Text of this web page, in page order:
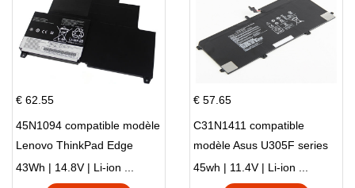
€ 62.55
45N1094 compatible modèle
Lenovo ThinkPad Edge
S230u Twist
43Wh | 14.8V | Li-ion ...
€ 57.65
C31N1411 compatible
modèle Asus U305F series
45wh | 11.4V | Li-ion ...